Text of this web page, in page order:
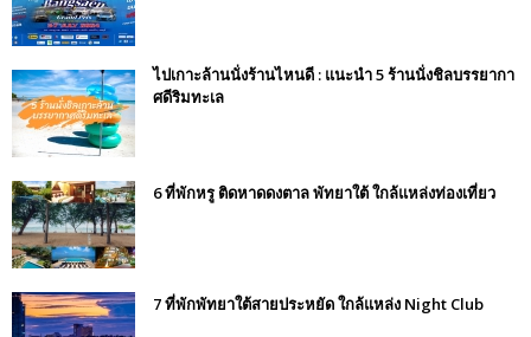
ไปเกาะล้านนั่งร้านไหนดี : แนะนำ 5 ร้านนั่งชิลบรรยากา
ศดีริมทะเล
6 ที่พักหรู ติดหาดดงตาล พัทยาใต้ ใกล้แหล่งท่องเที่ยว
7 ที่พักพัทยาใต้สายประหยัด ใกล้แหล่ง Night Club